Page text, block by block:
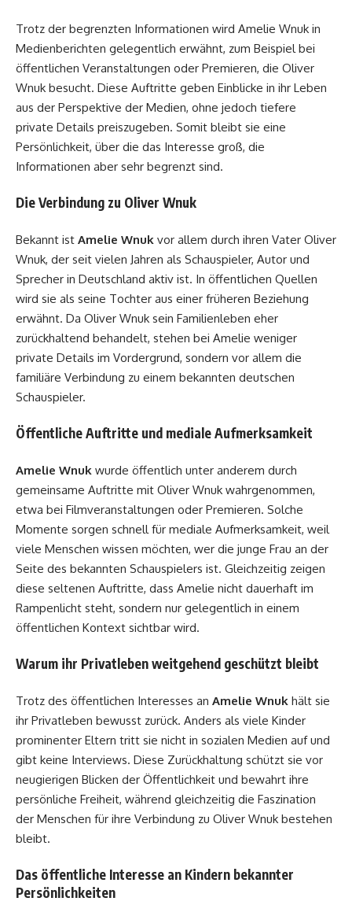
Trotz der begrenzten Informationen wird Amelie Wnuk in
Medienberichten gelegentlich erwähnt, zum Beispiel bei
öffentlichen Veranstaltungen oder Premieren, die Oliver
Wnuk besucht. Diese Auftritte geben Einblicke in ihr Leben
aus der Perspektive der Medien, ohne jedoch tiefere
private Details preiszugeben. Somit bleibt sie eine
Persönlichkeit, über die das Interesse groß, die
Informationen aber sehr begrenzt sind.
Die Verbindung zu Oliver Wnuk
Bekannt ist Amelie Wnuk vor allem durch ihren Vater Oliver
Wnuk, der seit vielen Jahren als Schauspieler, Autor und
Sprecher in Deutschland aktiv ist. In öffentlichen Quellen
wird sie als seine Tochter aus einer früheren Beziehung
erwähnt. Da Oliver Wnuk sein Familienleben eher
zurückhaltend behandelt, stehen bei Amelie weniger
private Details im Vordergrund, sondern vor allem die
familiäre Verbindung zu einem bekannten deutschen
Schauspieler.
Öffentliche Auftritte und mediale Aufmerksamkeit
Amelie Wnuk wurde öffentlich unter anderem durch
gemeinsame Auftritte mit Oliver Wnuk wahrgenommen,
etwa bei Filmveranstaltungen oder Premieren. Solche
Momente sorgen schnell für mediale Aufmerksamkeit, weil
viele Menschen wissen möchten, wer die junge Frau an der
Seite des bekannten Schauspielers ist. Gleichzeitig zeigen
diese seltenen Auftritte, dass Amelie nicht dauerhaft im
Rampenlicht steht, sondern nur gelegentlich in einem
öffentlichen Kontext sichtbar wird.
Warum ihr Privatleben weitgehend geschützt bleibt
Trotz des öffentlichen Interesses an Amelie Wnuk hält sie
ihr Privatleben bewusst zurück. Anders als viele Kinder
prominenter Eltern tritt sie nicht in sozialen Medien auf und
gibt keine Interviews. Diese Zurückhaltung schützt sie vor
neugierigen Blicken der Öffentlichkeit und bewahrt ihre
persönliche Freiheit, während gleichzeitig die Faszination
der Menschen für ihre Verbindung zu Oliver Wnuk bestehen
bleibt.
Das öffentliche Interesse an Kindern bekannter
Persönlichkeiten